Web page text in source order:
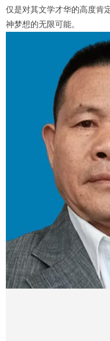
仅是对其文学才华的高度肯
神梦想的无限可能。